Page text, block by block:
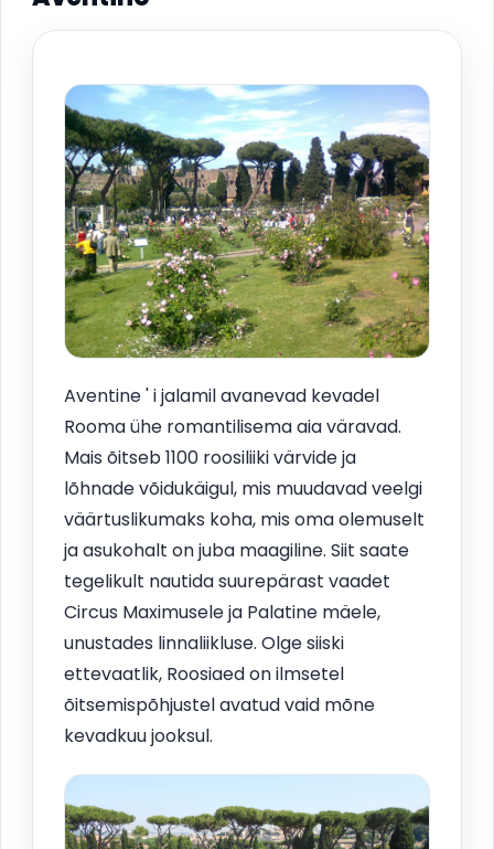
Aventine ' i jalamil avanevad kevadel
Rooma ühe romantilisema aia väravad.
Mais õitseb 1100 roosiliiki värvide ja
lõhnade võidukäigul, mis muudavad veelgi
väärtuslikumaks koha, mis oma olemuselt
ja asukohalt on juba maagiline. Siit saate
tegelikult nautida suurepärast vaadet
Circus Maximusele ja Palatine mäele,
unustades linnaliikluse. Olge siiski
ettevaatlik, Roosiaed on ilmsetel
õitsemispõhjustel avatud vaid mõne
kevadkuu jooksul.